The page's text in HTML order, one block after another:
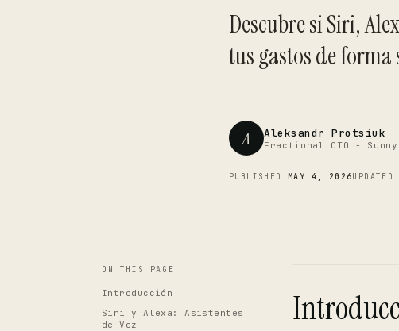
Descubre si Siri,
tus gastos de forma
A Aleksandr Protsiuk
Fractional CTO -
PUBLISHED MAY 4, 2026UPDATED
ON THIS PAGE
Introducción
Siri y Alexa: Asistentes
de Voz